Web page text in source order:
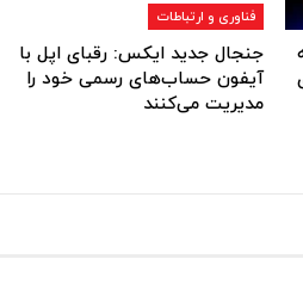
فناوری و ارتباطات
جنجال جدید ایکس: رقبای اپل با
آیفون حساب‌های رسمی خود را
مدیریت می‌کنند